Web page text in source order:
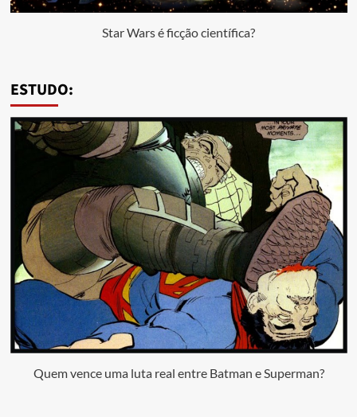
Star Wars é ficção científica?
ESTUDO:
Quem vence uma luta real entre Batman e Superman?